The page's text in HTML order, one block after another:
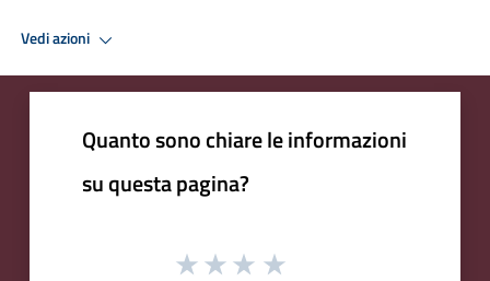
Vedi azioni
Quanto sono chiare le informazioni
su questa pagina?